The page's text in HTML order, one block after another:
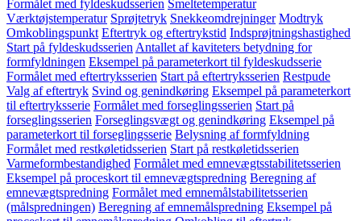
Formålet med fyldeskudsserien Smeltetemperatur
Værktøjstemperatur Sprøjtetryk Snekkeomdrejninger Modtryk
Omkoblingspunkt Eftertryk og eftertrykstid Indsprøjtningshastighed
Start på fyldeskudsserien Antallet af kaviteters betydning for
formfyldningen Eksempel på parameterkort til fyldeskudsserie
Formålet med eftertryksserien Start på eftertryksserien Restpude
Valg af eftertryk Svind og genindkøring Eksempel på parameterkort
til eftertryksserie Formålet med forseglingsserien Start på
forseglingsserien Forseglingsvægt og genindkøring Eksempel på
parameterkort til forseglingsserie Belysning af formfyldning
Formålet med restkøletidsserien Start på restkøletidsserien
Varmeformbestandighed Formålet med emnevægtsstabilitetsserien
Eksempel på proceskort til emnevægtspredning Beregning af
emnevægtspredning Formålet med emnemålstabilitetsserien
(målspredningen) Beregning af emnemålspredning Eksempel på